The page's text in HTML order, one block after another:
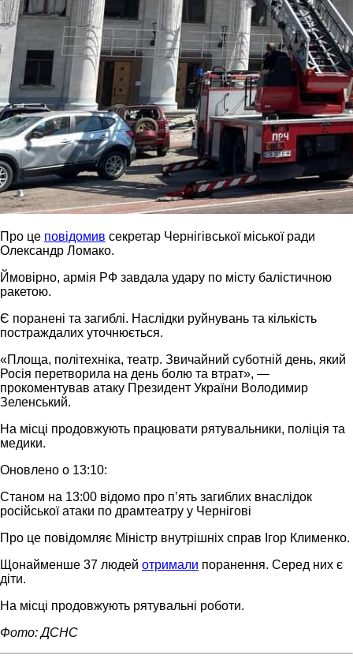
Про це повідомив секретар Чернігівської міської ради
Олександр Ломако.
Ймовірно, армія РФ завдала удару по місту балістичною
ракетою.
Є поранені та загиблі. Наслідки руйнувань та кількість
постраждалих уточнюється.
«Площа, політехніка, театр. Звичайний суботній день, який
Росія перетворила на день болю та втрат», —
прокоментував атаку Президент України Володимир
Зеленський.
На місці продовжують працювати рятувальники, поліція та
медики.
Оновлено о 13:10:
Станом на 13:00 відомо про пʼять загиблих внаслідок
російської атаки по драмтеатру у Чернігові
Про це повідомляє Міністр внутрішніх справ Ігор Клименко.
Щонайменше 37 людей отримали поранення. Серед них є
діти.
На місці продовжують рятувальні роботи.
Фото: ДСНС